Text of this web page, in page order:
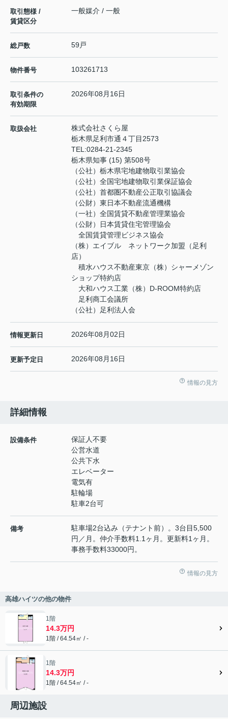
取引態様 /
賃貸区分
一般媒介 / 一般
総戸数 59戸
物件番号 103261713
取引条件の
有効期限
2026年08月16日
取扱会社
株式会社さくら屋
栃木県足利市通４丁目2573
TEL:0284-21-2345
栃木県知事 (15) 第508号
（公社）栃木県宅地建物取引業協会
（公社）全国宅地建物取引業保証協会
（公社）首都圏不動産公正取引協議会
（公財）東日本不動産流通機構
（一社）全国賃貸不動産管理業協会
（公財）日本賃貸住宅管理協会
全国賃貸管理ビジネス協会
（株）エイブル ネットワーク加盟（足利
店）
積水ハウス不動産東京（株）シャーメゾン
ショップ特約店
大和ハウス工業（株）D-ROOM特約店
足利商工会議所
（公社）足利法人会
情報更新日 2026年08月02日
更新予定日 2026年08月16日
情報の見方
詳細情報
設備条件
保証人不要
公営水道
公共下水
エレベーター
電気有
駐輪場
駐車2台可
備考
駐車場2台込み（テナント前）。3台目5,500
円／月。仲介手数料1.1ヶ月。更新料1ヶ月。
事務手数料33000円。
情報の見方
高雄ハイツの他の物件
1階
14.3万円
1階 / 64.54㎡ / -
1階
14.3万円
1階 / 64.54㎡ / -
周辺施設